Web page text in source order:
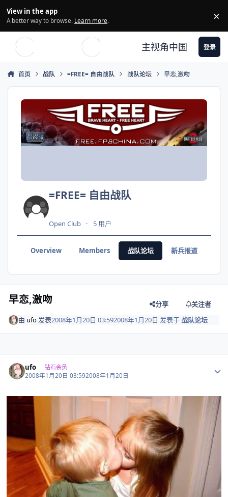
View in the app
A better way to browse. Learn more. ×
主视角中国 登录
首页 战队 =FREE= 自由战队 战队论坛 早恋,激吻
=FREE= 自由战队
Open Club 5 用户
Overview Members 战队论坛 新兵报道
早恋,激吻 分享
关注者
由 ufo 发表2008年1月20日 03:592008年1月20日 发表于 战队论坛
ufo 钻石会员
2008年1月20日 03:592008年1月20日